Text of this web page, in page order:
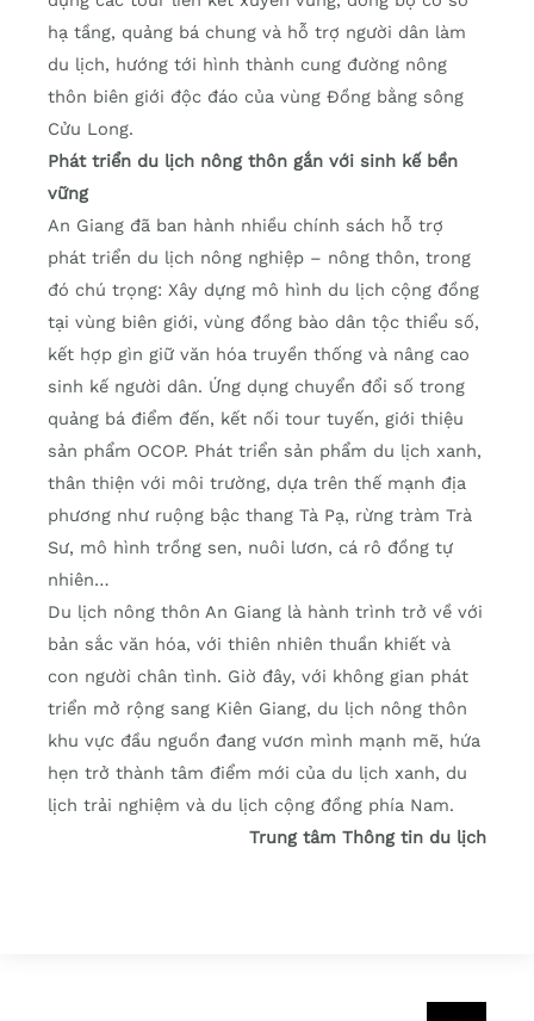
hạ tầng, quảng bá chung và hỗ trợ người dân làm
du lịch, hướng tới hình thành cung đường nông
thôn biên giới độc đáo của vùng Đồng bằng sông
Cửu Long.
Phát triển du lịch nông thôn gắn với sinh kế bền
vững
An Giang đã ban hành nhiều chính sách hỗ trợ
phát triển du lịch nông nghiệp – nông thôn, trong
đó chú trọng: Xây dựng mô hình du lịch cộng đồng
tại vùng biên giới, vùng đồng bào dân tộc thiểu số,
kết hợp gìn giữ văn hóa truyền thống và nâng cao
sinh kế người dân. Ứng dụng chuyển đổi số trong
quảng bá điểm đến, kết nối tour tuyến, giới thiệu
sản phẩm OCOP. Phát triển sản phẩm du lịch xanh,
thân thiện với môi trường, dựa trên thế mạnh địa
phương như ruộng bậc thang Tà Pạ, rừng tràm Trà
Sư, mô hình trồng sen, nuôi lươn, cá rô đồng tự
nhiên…
Du lịch nông thôn An Giang là hành trình trở về với
bản sắc văn hóa, với thiên nhiên thuần khiết và
con người chân tình. Giờ đây, với không gian phát
triển mở rộng sang Kiên Giang, du lịch nông thôn
khu vực đầu nguồn đang vươn mình mạnh mẽ, hứa
hẹn trở thành tâm điểm mới của du lịch xanh, du
lịch trải nghiệm và du lịch cộng đồng phía Nam.
Trung tâm Thông tin du lịch